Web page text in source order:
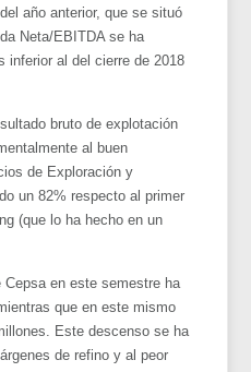
año anterior, que se situó
Neta/EBITDA se ha
inferior al del cierre de 2018
bruto de explotación
al buen
de Exploración y
un 82% respecto al primer
(que lo ha hecho en un
en este semestre ha
que en este mismo
Este descenso se ha
de refino y al peor